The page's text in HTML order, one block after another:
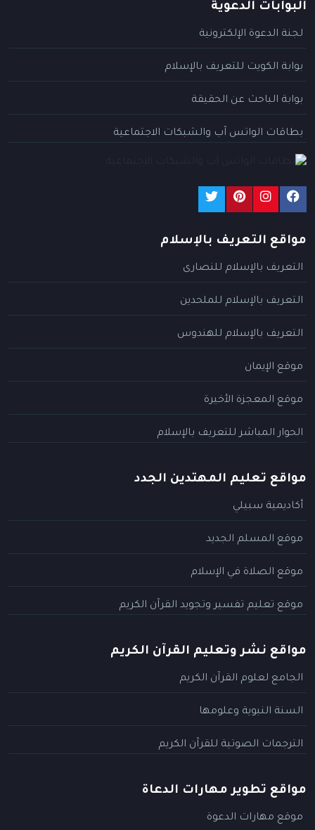
البوابات الدعوية
لجنة الدعوة الإلكترونية
بوابة الكويت للتعريف بالإسلام
بوابة الباحث عن الحقيقة
بطاقات الواتس آب والشبكات الاجتماعية
مواقع التعريف بالإسلام
التعريف بالإسلام للنصارى
التعريف بالإسلام للملحدين
التعريف بالإسلام للهندوس
موقع الإيمان
موقع المعجزة الأخيرة
الحوار المباشر للتعريف بالإسلام
مواقع تعليم المهتدين الجدد
أكاديمية سبيلي
موقع المسلم الجديد
موقع الصلاة في الإسلام
موقع تعليم تفسير وتجويد القرآن الكريم
مواقع نشر وتعليم القرآن الكريم
الجامع لعلوم القرآن الكريم
السنة النبوية وعلومها
الترجمات الصوتية للقرآن الكريم
مواقع تطوير مهارات الدعاة
موقع مهارات الدعوة